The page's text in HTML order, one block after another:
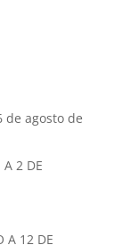
de agosto de
A 2 DE
A 12 DE